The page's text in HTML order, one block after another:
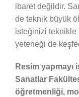
ibaret değildir.
de teknik büyük
isteğinizi
yeteneği de
Resim yapmayı
Sanatlar
öğretmenliği,